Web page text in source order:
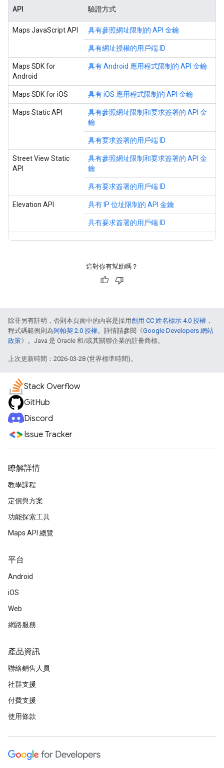
API 驗證方式
Maps JavaScript API 具有參照網址限制的 API 金鑰
具有網址授權的用戶端 ID
Maps SDK for
Android
具有 Android 應用程式限制的 API 金鑰
Maps SDK for iOS 具有 iOS 應用程式限制的 API 金鑰
Maps Static API
具有參照網址限制和要求簽署的 API 金
鑰
具有要求簽署的用戶端 ID
Street View Static
API
具有參照網址限制和要求簽署的 API 金
鑰
具有要求簽署的用戶端 ID
Elevation API 具有 IP 位址限制的 API 金鑰
具有要求簽署的用戶端 ID
這對你有幫助嗎？
除非另有註明，否則本頁面中的內容是採用創用 CC 姓名標示 4.0 授權 ，
程式碼範例則為阿帕契 2.0 授權。詳情請參閱《Google Developers 網站
政策》。Java 是 Oracle 和/或其關聯企業的註冊商標。
上次更新時間：2026-03-28 (世界標準時間)。
Stack Overflow
GitHub
Discord
Issue Tracker
瞭解詳情
教學課程
定價與方案
功能探索工具
Maps API 總覽
平台
Android
iOS
Web
網路服務
產品資訊
聯絡銷售人員
社群支援
付費支援
使用條款